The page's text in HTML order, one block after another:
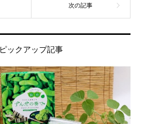
ピックアップ記事